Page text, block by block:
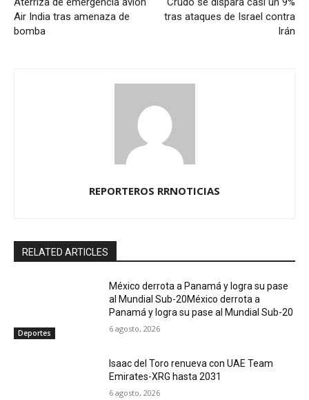
Air India tras amenaza de
bomba
tras ataques de Israel contra
Irán
REPORTEROS RRNOTICIAS
RELATED ARTICLES
Deportes
México derrota a Panamá y logra su pase
al Mundial Sub-20México derrota a
Panamá y logra su pase al Mundial Sub-20
6 agosto, 2026
Isaac del Toro renueva con UAE Team
Emirates-XRG hasta 2031
6 agosto, 2026